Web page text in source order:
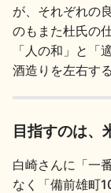
が、それぞれの
のもまた杜氏の
「人の和」と「
酒造りを左右す
目指すのは、
白崎さんに「一
なく「備前雄町